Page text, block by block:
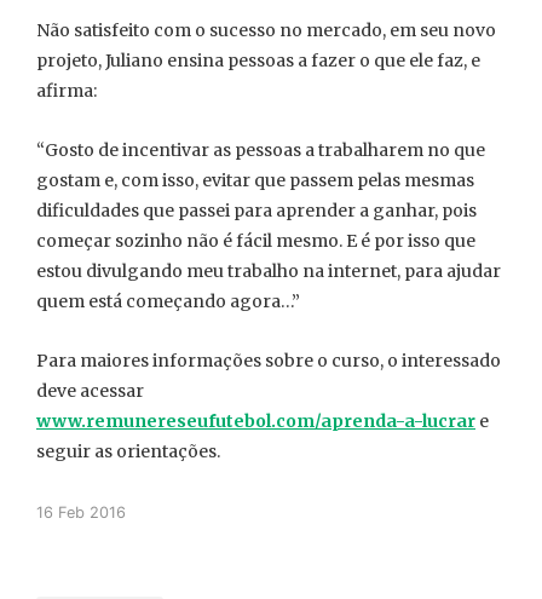
Não satisfeito com o sucesso no mercado, em seu novo
projeto, Juliano ensina pessoas a fazer o que ele faz, e
afirma:
“Gosto de incentivar as pessoas a trabalharem no que
gostam e, com isso, evitar que passem pelas mesmas
dificuldades que passei para aprender a ganhar, pois
começar sozinho não é fácil mesmo. E é por isso que
estou divulgando meu trabalho na internet, para ajudar
quem está começando agora…”
Para maiores informações sobre o curso, o interessado
deve acessar
www.remunereseufutebol.com/aprenda-a-lucrar e
seguir as orientações.
16 Feb 2016